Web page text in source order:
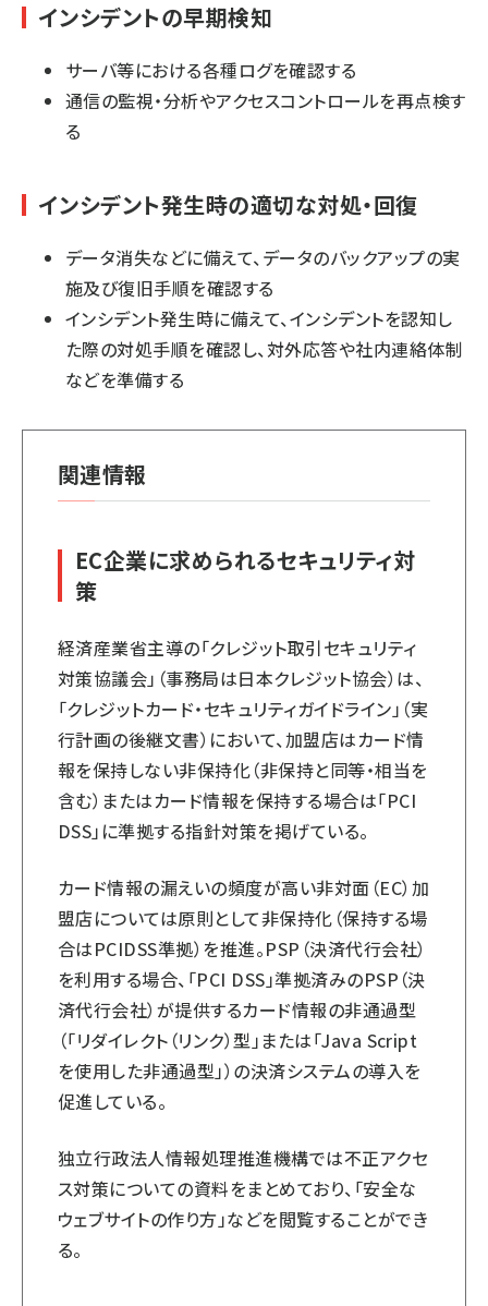
インシデントの早期検知
サーバ等における各種ログを確認する
通信の監視・分析やアクセスコントロールを再点検す
る
インシデント発生時の適切な対処・回復
データ消失などに備えて、データのバックアップの実
施及び復旧手順を確認する
インシデント発生時に備えて、インシデントを認知し
た際の対処手順を確認し、対外応答や社内連絡体制
などを準備する
関連情報
EC企業に求められるセキュリティ対
策
経済産業省主導の「クレジット取引セキュリティ
対策協議会」（事務局は日本クレジット協会）は、
「クレジットカード・セキュリティガイドライン」（実
行計画の後継文書）において、加盟店はカード情
報を保持しない非保持化（非保持と同等・相当を
含む）またはカード情報を保持する場合は「PCI
DSS」に準拠する指針対策を掲げている。
カード情報の漏えいの頻度が高い非対面（EC）加
盟店については原則として非保持化（保持する場
合はPCIDSS準拠）を推進。PSP（決済代行会社）
を利用する場合、「PCI DSS」準拠済みのPSP（決
済代行会社）が提供するカード情報の非通過型
（「リダイレクト（リンク）型」または「Java Script
を使用した非通過型」）の決済システムの導入を
促進している。
独立行政法人情報処理推進機構では不正アクセ
ス対策についての資料をまとめており、「安全な
ウェブサイトの作り方」などを閲覧することができ
る。